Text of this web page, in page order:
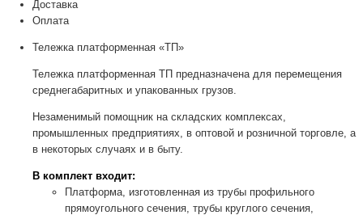
Доставка
Оплата
Тележка платформенная «ТП»
Тележка платформенная ТП предназначена для перемещения
среднегабаритных и упакованных грузов.
Незаменимый помощник на складских комплексах,
промышленных предприятиях, в оптовой и розничной торговле, а
в некоторых случаях и в быту.
В комплект входит:
Платформа, изготовленная из трубы профильного
прямоугольного сечения, трубы круглого сечения,